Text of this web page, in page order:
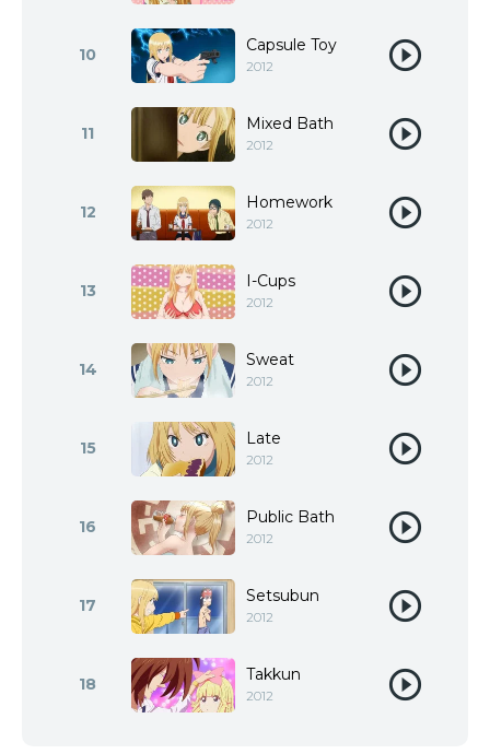
10 Capsule Toy
2012
11 Mixed Bath
2012
12 Homework
2012
13 I-Cups
2012
14 Sweat
2012
15 Late
2012
16 Public Bath
2012
17 Setsubun
2012
18 Takkun
2012